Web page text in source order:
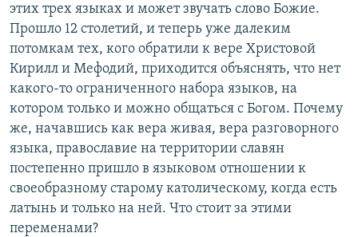
этих трех языках и может звучать слово Божие.
Прошло 12 столетий, и теперь уже далеким
потомкам тех, кого обратили к вере Христовой
Кирилл и Мефодий, приходится объяснять, что нет
какого-то ограниченного набора языков, на
котором только и можно общаться с Богом. Почему
же, начавшись как вера живая, вера разговорного
языка, православие на территории славян
постепенно пришло в языковом отношении к
своеобразному старому католическому, когда есть
латынь и только на ней. Что стоит за этими
переменами?